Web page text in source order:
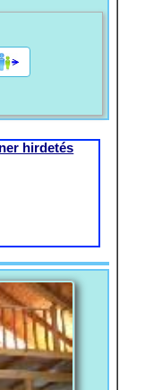
hirdetés